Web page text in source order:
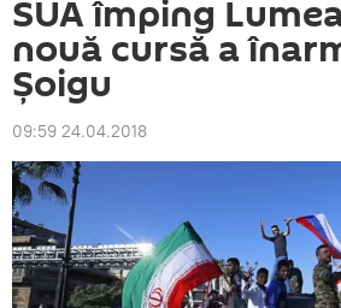
SUA împing
nouă cursă a
Șoigu
09:59 24.04.2018